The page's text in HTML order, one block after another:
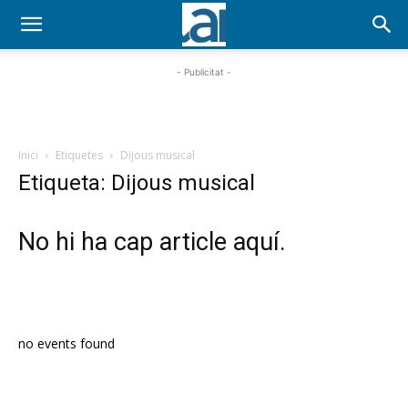
- Publicitat -
Inici Etiquetes Dijous musical
Etiqueta: Dijous musical
No hi ha cap article aquí.
no events found